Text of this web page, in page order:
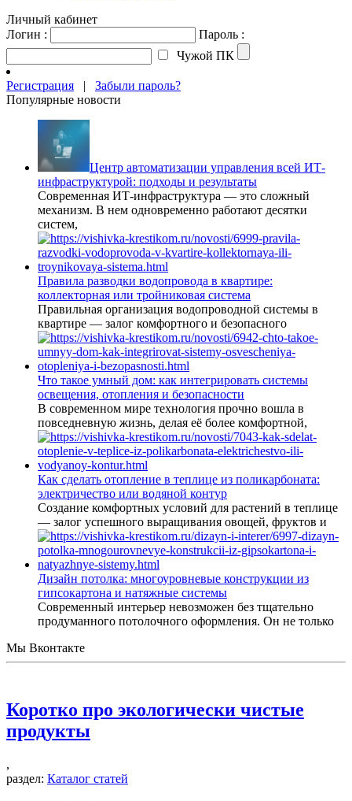
Личный кабинет
Логин :
Пароль :
Чужой ПК
Регистрация | Забыли пароль?
Популярные новости
Центр автоматизации управления всей ИТ-
инфраструктурой: подходы и результаты
Современная ИТ-инфраструктура — это сложный
механизм. В нем одновременно работают десятки
систем,
Правила разводки водопровода в квартире:
коллекторная или тройниковая система
Правильная организация водопроводной системы в
квартире — залог комфортного и безопасного
Что такое умный дом: как интегрировать системы
освещения, отопления и безопасности
В современном мире технология прочно вошла в
повседневную жизнь, делая её более комфортной,
Как сделать отопление в теплице из поликарбоната:
электричество или водяной контур
Создание комфортных условий для растений в теплице
— залог успешного выращивания овощей, фруктов и
Дизайн потолка: многоуровневые конструкции из
гипсокартона и натяжные системы
Современный интерьер невозможен без тщательно
продуманного потолочного оформления. Он не только
Мы Вконтакте
Коротко про экологически чистые
продукты
,
раздел: Каталог статей